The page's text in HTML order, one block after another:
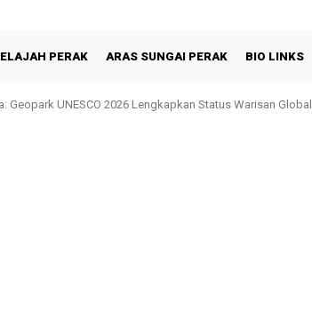
PERAK ARAS SUNGAI PERAK BIO LINKS
Geopark UNESCO 2026 Lengkapkan Status Warisan Global